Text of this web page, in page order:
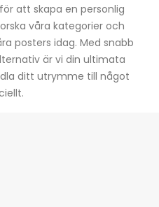
att skapa en personlig
våra kategorier och
posters idag. Med snabb
är vi din ultimata
ditt utrymme till något